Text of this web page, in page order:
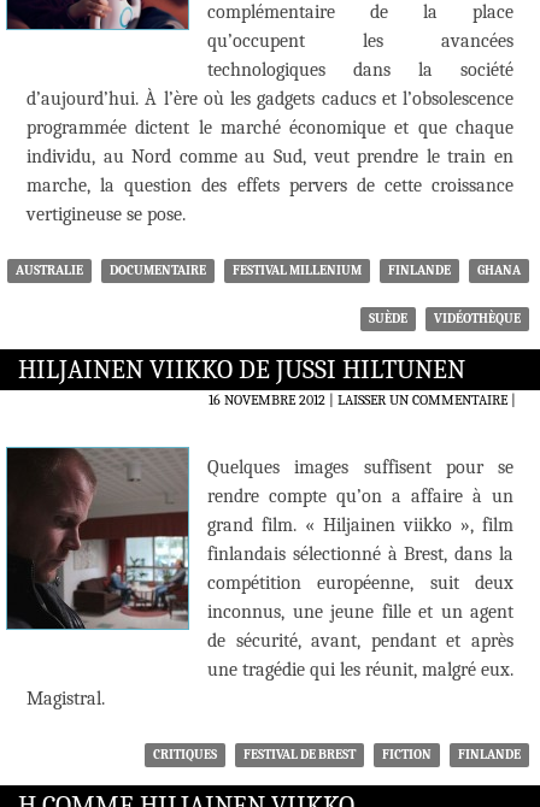
complémentaire de la place
qu’occupent les avancées
technologiques dans la société
d’aujourd’hui. À l’ère où les gadgets caducs et l’obsolescence
programmée dictent le marché économique et que chaque
individu, au Nord comme au Sud, veut prendre le train en
marche, la question des effets pervers de cette croissance
vertigineuse se pose.
AUSTRALIE DOCUMENTAIRE FESTIVAL MILLENIUM FINLANDE GHANA
SUÈDE VIDÉOTHÈQUE
HILJAINEN VIIKKO DE JUSSI HILTUNEN
16 NOVEMBRE 2012 LAISSER UN COMMENTAIRE|
Quelques images suffisent pour se
rendre compte qu’on a affaire à un
grand film. « Hiljainen viikko », film
finlandais sélectionné à Brest, dans la
compétition européenne, suit deux
inconnus, une jeune fille et un agent
de sécurité, avant, pendant et après
une tragédie qui les réunit, malgré eux.
Magistral.
CRITIQUES FESTIVAL DE BREST FICTION FINLANDE